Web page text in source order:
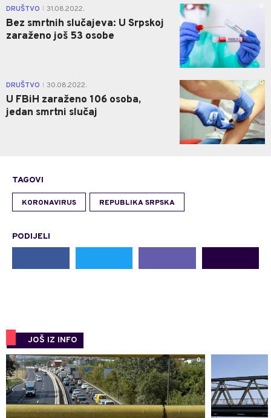
DRUŠTVO 31.08.2022.
Bez smrtnih slučajeva: U Srpskoj
zaraženo još 53 osobe
DRUŠTVO 30.08.2022.
U FBiH zaraženo 106 osoba,
jedan smrtni slučaj
0
TAGOVI
KORONAVIRUS REPUBLIKA SRPSKA
PODIJELI
JOŠ IZ INFO
0